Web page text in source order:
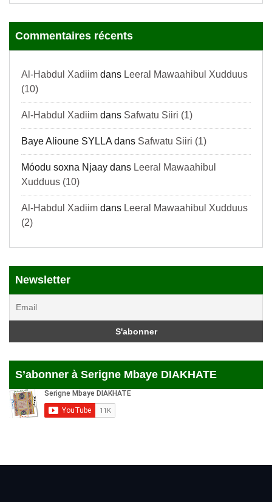
Commentaires récents
Al-Habdul Xadiimdans Leeral Mawaahibul Xudduus
(10)
Al-Habdul Xadiimdans Safwatu Siiri (1)
Baye Alioune SYLLAdans Safwatu Siiri (1)
Móodu soxna Njaaydans Leeral Mawaahibul
Xudduus (10)
Al-Habdul Xadiimdans Leeral Mawaahibul Xudduus
(2)
Newsletter
S’abonner à Serigne Mbaye DIAKHATE